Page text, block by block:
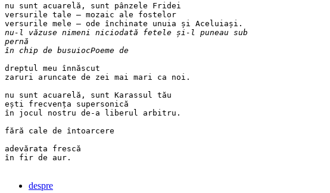
nu sunt acuarelă, sunt pânzele Fridei
versurile tale – mozaic ale fostelor
versurile mele – ode închinate unuia și Aceluiași.
nu-l văzuse nimeni niciodată fetele și-l puneau sub
pernă
în chip de busuiocPoeme de
dreptul meu înnăscut
zaruri aruncate de zei mai mari ca noi.
nu sunt acuarelă, sunt Karassul tău
ești frecvența supersonică
în jocul nostru de-a liberul arbitru.
fără cale de întoarcere
adevărata frescă
în fir de aur.
despre